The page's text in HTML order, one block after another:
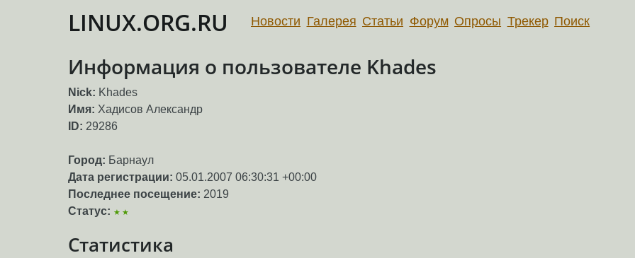
LINUX.ORG.RU Новости Галерея Статьи Форум Опросы Трекер Поиск
Информация о пользователе Khades
Nick: Khades
Имя: Хадисов Александр
ID: 29286
Город: Барнаул
Дата регистрации: 05.01.2007 06:30:31 +00:00
Последнее посещение: 2019
Статус: ★★
Статистика